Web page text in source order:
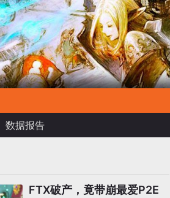
数据报告
FTX破产，竟带崩最爱P2E